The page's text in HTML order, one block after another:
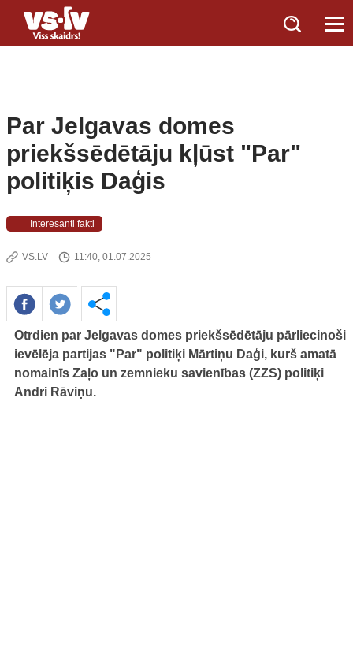
Par Jelgavas domes
priekšsēdētāju kļūst "Par"
politiķis Daģis
Interesanti fakti
VS.LV 11:40, 01.07.2025
Otrdien par Jelgavas domes priekšsēdētāju pārliecinoši
ievēlēja partijas "Par" politiķi Mārtiņu Daģi, kurš amatā
nomainīs Zaļo un zemnieku savienības (ZZS) politiķi
Andri Rāviņu.